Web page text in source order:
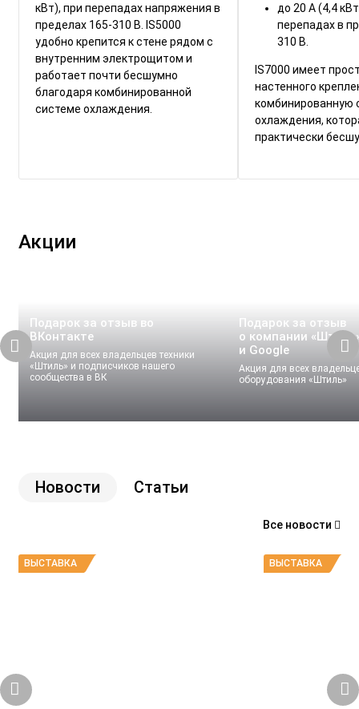
кВт), при перепадах напряжения в
пределах 165-310 В. IS5000
удобно крепится к стене рядом с
внутренним электрощитом и
работает почти бесшумно
благодаря комбинированной
системе охлаждения.
до 20 А (4,4
перепадах в
310 В.
IS7000 имеет
настенного
комбинированную
охлаждения,
практически
Акции
Подарок за отзыв во
ВКонтакте
Акция для всех владельцев техники
«Штиль» и подписчиков нашего
сообщества в ВК
Подарок за отзыв
о компании
и Google
Акция для всех
оборудования «Штиль»
Новости Статьи
Все новости
ВЫСТАВКА ВЫСТАВКА